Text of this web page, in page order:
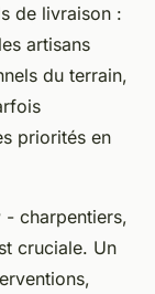
de livraison :
artisans
du terrain,
priorités en
- charpentiers,
cruciale. Un